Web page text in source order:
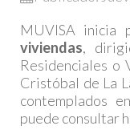
MUVISA inicia
viviendas,
Residenciales o
Cristóbal de La
contemplados
puede consultar